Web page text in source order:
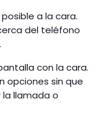
a la cara.
del teléfono
con la cara.
opciones sin que
llamada o